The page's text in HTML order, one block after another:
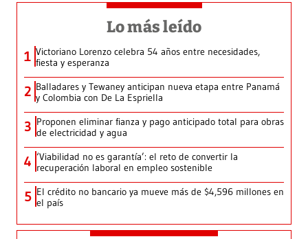
Lo más leído
1 Victoriano Lorenzo celebra 54 años entre necesidades,
fiesta y esperanza
2 Balladares y Tewaney anticipan nueva etapa entre Panamá
y Colombia con De La Espriella
3 Proponen eliminar fianza y pago anticipado total para obras
de electricidad y agua
4 ‘Viabilidad no es garantía’: el reto de convertir la
recuperación laboral en empleo sostenible
5 El crédito no bancario ya mueve más de $4,596 millones en
el país